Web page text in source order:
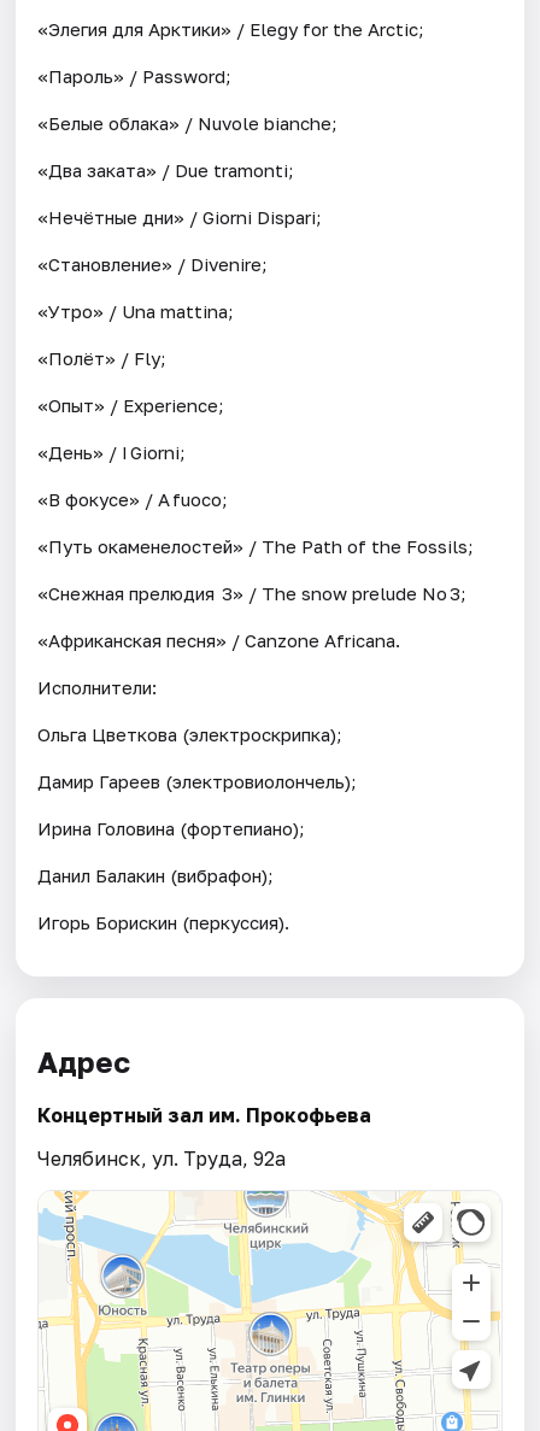
«Элегия для Арктики» / Elegy for the Arctic;
«Пароль» / Password;
«Белые облака» / Nuvole bianche;
«Два заката» / Due tramonti;
«Нечётные дни» / Giorni Dispari;
«Становление» / Divenire;
«Утро» / Una mattina;
«Полёт» / Fly;
«Опыт» / Experience;
«День» / I Giorni;
«В фокусе» / A fuoco;
«Путь окаменелостей» / The Path of the Fossils;
«Снежная прелюдия 3» / The snow prelude No 3;
«Африканская песня» / Canzone Africana.
Исполнители:
Ольга Цветкова (электроскрипка);
Дамир Гареев (электровиолончель);
Ирина Головина (фортепиано);
Данил Балакин (вибрафон);
Игорь Борискин (перкуссия).
Адрес
Концертный зал им. Прокофьева
Челябинск, ул. Труда, 92а